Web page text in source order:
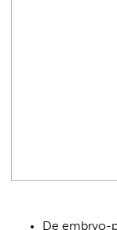
De embryo-